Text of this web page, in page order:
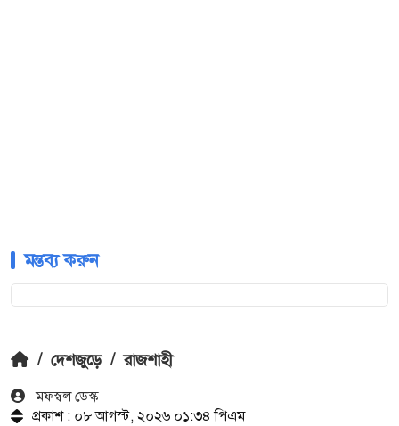
মন্তব্য করুন
/ দেশজুড়ে / রাজশাহী
মফস্বল ডেস্ক
প্রকাশ : ০৮ আগস্ট, ২০২৬ ০১:৩৪ পিএম